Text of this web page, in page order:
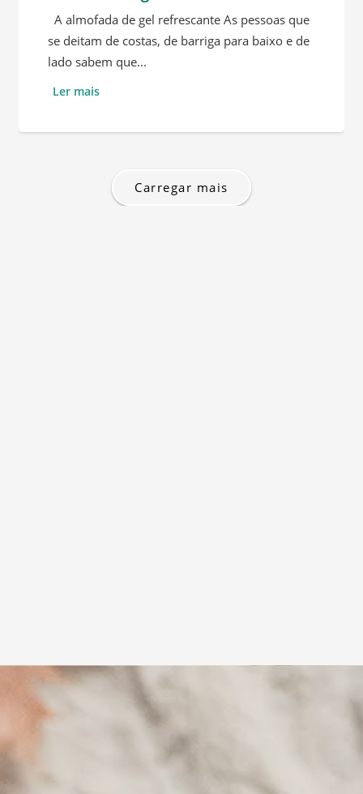
A almofada de gel refrescante As pessoas que
se deitam de costas, de barriga para baixo e de
lado sabem que...
Ler mais
Carregar mais